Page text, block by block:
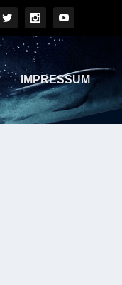
IMPRESSUM